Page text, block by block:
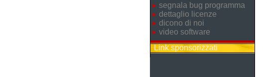
segnala bug programma
dettaglio licenze
dicono di noi
video software
Link sponsorizzati